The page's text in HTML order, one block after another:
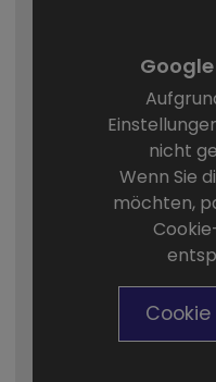
nicht
Wenn Sie
möchten,